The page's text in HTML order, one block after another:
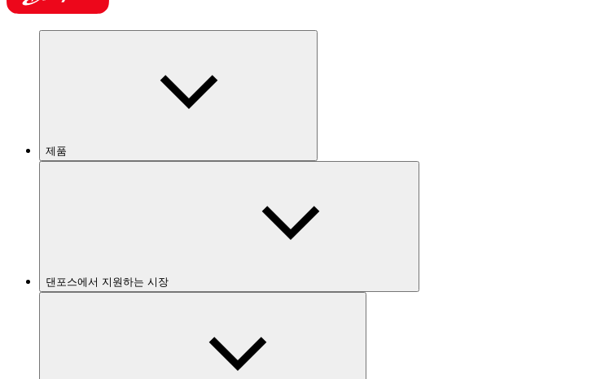
제품
댄포스에서 지원하는 시장